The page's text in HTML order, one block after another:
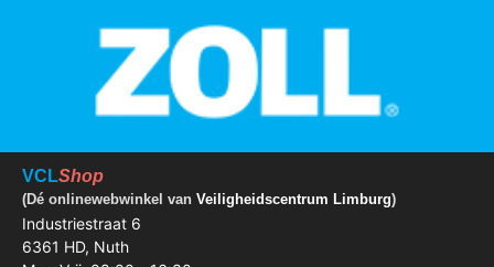
VCLShop
(Dé onlinewebwinkel van Veiligheidscentrum Limburg)
Industriestraat 6
6361 HD, Nuth